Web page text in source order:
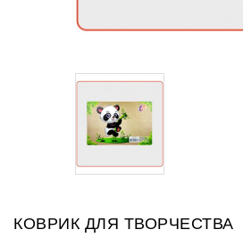
КОВРИК ДЛЯ ТВОРЧЕСТВА